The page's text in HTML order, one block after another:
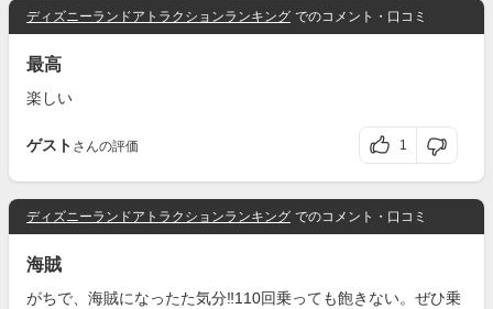
ディズニーランドアトラクションランキング でのコメント・口コミ
最高
楽しい
ゲスト さんの評価 1
ディズニーランドアトラクションランキング でのコメント・口コミ
海賊
がちで、海賊になったた気分‼️110回乗っても飽きない。ぜひ乗